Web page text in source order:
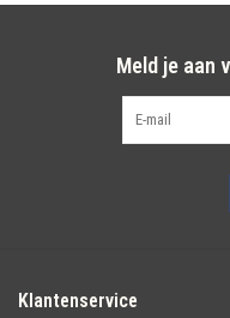
Meld je aan
Klantenservice